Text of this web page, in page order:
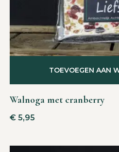
Walnoga met cranberry
€ 5,95
TOEVOEGEN AAN